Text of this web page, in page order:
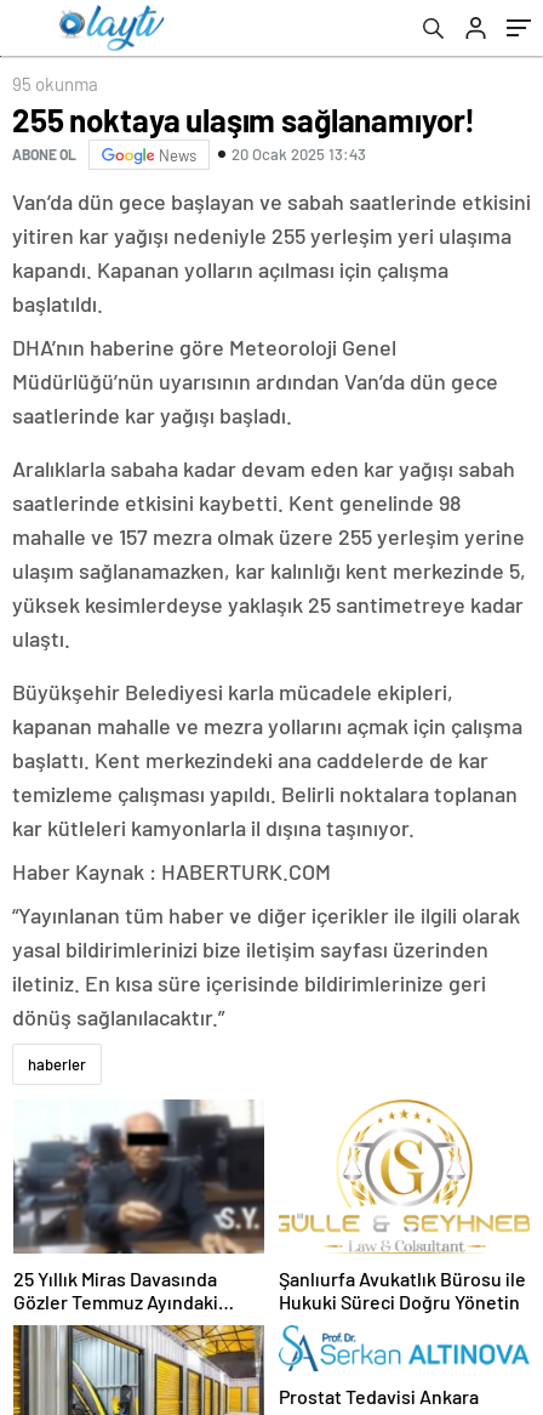
95 okunma
255 noktaya ulaşım sağlanamıyor!
ABONE OL News 20 Ocak 2025 13:43
Van’da dün gece başlayan ve sabah saatlerinde etkisini
yitiren kar yağışı nedeniyle 255 yerleşim yeri ulaşıma
kapandı. Kapanan yolların açılması için çalışma
başlatıldı.
DHA’nın haberine göre Meteoroloji Genel
Müdürlüğü’nün uyarısının ardından Van’da dün gece
saatlerinde kar yağışı başladı.
Aralıklarla sabaha kadar devam eden kar yağışı sabah
saatlerinde etkisini kaybetti. Kent genelinde 98
mahalle ve 157 mezra olmak üzere 255 yerleşim yerine
ulaşım sağlanamazken, kar kalınlığı kent merkezinde 5,
yüksek kesimlerdeyse yaklaşık 25 santimetreye kadar
ulaştı.
Büyükşehir Belediyesi karla mücadele ekipleri,
kapanan mahalle ve mezra yollarını açmak için çalışma
başlattı. Kent merkezindeki ana caddelerde de kar
temizleme çalışması yapıldı. Belirli noktalara toplanan
kar kütleleri kamyonlarla il dışına taşınıyor.
Haber Kaynak : HABERTURK.COM
“Yayınlanan tüm haber ve diğer içerikler ile ilgili olarak
yasal bildirimlerinizi bize iletişim sayfası üzerinden
iletiniz. En kısa süre içerisinde bildirimlerinize geri
dönüş sağlanılacaktır.”
haberler
25 Yıllık Miras Davasında
Gözler Temmuz Ayındaki
Karar Duruşmasına Çevrildi
Şanlıurfa Avukatlık Bürosu ile
Hukuki Süreci Doğru Yönetin
Prostat Tedavisi Ankara